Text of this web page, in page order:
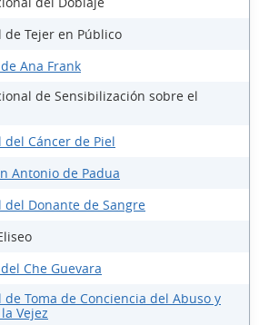
Tejer en Público
Ana Frank
de Sensibilización sobre el
Cáncer de Piel
Antonio de Padua
Donante de Sangre
Che Guevara
Toma de Conciencia del Abuso y
Vejez